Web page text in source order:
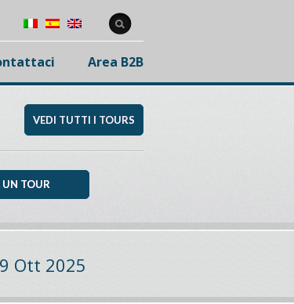
Area B2B
VEDI TUTTI I TOURS
Ott 2025